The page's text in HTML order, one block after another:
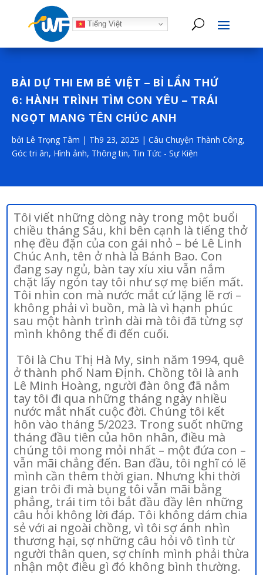
Tiếng Việt
BÀI DỰ THI EM BÉ VIỆT – BỈ LẦN THỨ
6: HÀNH TRÌNH TÌM CON YÊU – TRÁI
NGỌT MANG TÊN CHÚC ANH
bởi Lê Trọng Tâm | Th9 23, 2025 | Câu Chuyện Thành Công,
Góc tri ân, Hình ảnh, Thông tin, Tin Tức - Sự Kiện
Tôi viết những dòng này trong một buổi
chiều tháng Sáu, khi bên cạnh là tiếng thở
nhẹ đều đặn của con gái nhỏ – bé Lê Linh
Chúc Anh, tên ở nhà là Bánh Bao. Con
đang say ngủ, bàn tay xíu xiu vẫn nắm
chặt lấy ngón tay tôi như sợ mẹ biến mất.
Tôi nhìn con mà nước mắt cứ lặng lẽ rơi –
không phải vì buồn, mà là vì hạnh phúc
sau một hành trình dài mà tôi đã từng sợ
mình không thể đi đến cuối.
Tôi là Chu Thị Hà My, sinh năm 1994, quê
ở thành phố Nam Định. Chồng tôi là anh
Lê Minh Hoàng, người đàn ông đã nắm
tay tôi đi qua những tháng ngày nhiều
nước mắt nhất cuộc đời. Chúng tôi kết
hôn vào tháng 5/2023. Trong suốt những
tháng đầu tiên của hôn nhân, điều mà
chúng tôi mong mỏi nhất – một đứa con –
vẫn mãi chẳng đến. Ban đầu, tôi nghĩ có lẽ
mình cần thêm thời gian. Nhưng khi thời
gian trôi đi mà bụng tôi vẫn mãi bằng
phẳng, trái tim tôi bắt đầu đầy lên những
câu hỏi không lời đáp. Tôi không dám chia
sẻ với ai ngoài chồng, vì tôi sợ ánh nhìn
thương hại, sợ những câu hỏi vô tình từ
người thân quen, sợ chính mình phải thừa
nhận một điều gì đó không bình thường.